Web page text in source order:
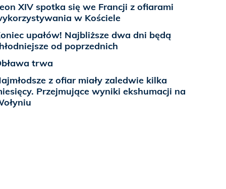
XIV spotka się we Francji z ofiarami
w Kościele
upałów! Najbliższe dwa dni będą
od poprzednich
trwa
z ofiar miały zaledwie kilka
Przejmujące wyniki ekshumacji na